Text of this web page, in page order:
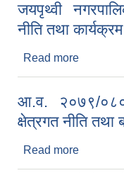
जयपृथ्वी
नीति तथा कार्यक्रम
Read more
आ.व. २०७९/०८०
क्षेत्रगत नीति तथा
Read more